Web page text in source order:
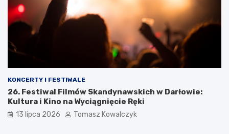
KONCERTY I FESTIWALE
26. Festiwal Filmów Skandynawskich w Darłowie:
Kultura i Kino na Wyciągnięcie Ręki
13 lipca 2026 Tomasz Kowalczyk